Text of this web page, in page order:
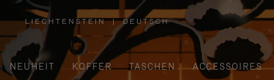
LIECHTENSTEIN
,
WÄHLEN
SIE
IHRE
REGION
AUS
| DEUTSCH
NEUHEIT KOFFER TASCHEN ACCESSOIRES